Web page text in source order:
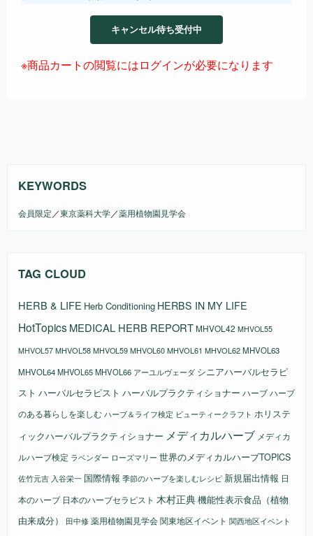
キャンセル待ち受付中
※商品カートの閲覧にはログインが必要になります
KEYWORDS
会員限定 ／東京薬科大学／薬用植物園見学会
TAG CLOUD
HERB & LIFE Herb Conditioning HERBS IN MY LIFE
HotTopics MEDICAL HERB REPORTMHVOL42 MHVOL55
MHVOL57 MHVOL58 MHVOL59 MHVOL60 MHVOL61 MHVOL62MHVOL63
MHVOL64MHVOL65MHVOL66 アーユルヴェーダ シニアハーバルセラピ
スト ハーバルセラピスト ハーバルプラクティショナー ハーブハーブ
のある暮らしを楽しむ ハーブ＆ライフ検定 ビューティークラフト ホリステ
ィックハーバルプラクティショナー メディカルハーブ メディカ
ルハーブ検定 ラベンダー ローズマリー 世界のメディカルハーブTOPICS
佐竹元吉 入谷栄一 国際情報 季節のハーブを楽しむレシピ 新規届出情報 日
本のハーブ 日本のハーブセラピスト 木村正典機能性表示食品（植物
由来成分）
田中修 薬用植物園見学会関東地区イベント 関西地区イベント